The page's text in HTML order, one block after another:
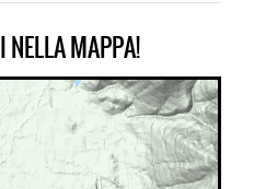
NELLA MAPPA!